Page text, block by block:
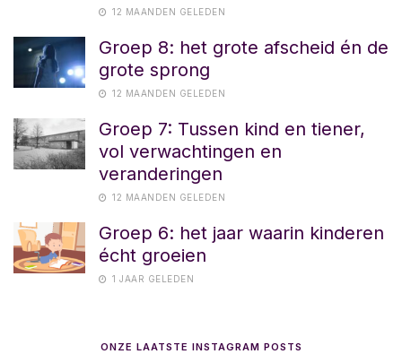
12 MAANDEN GELEDEN
Groep 8: het grote afscheid én de
grote sprong
12 MAANDEN GELEDEN
Groep 7: Tussen kind en tiener,
vol verwachtingen en
veranderingen
12 MAANDEN GELEDEN
Groep 6: het jaar waarin kinderen
écht groeien
1 JAAR GELEDEN
ONZE LAATSTE INSTAGRAM POSTS